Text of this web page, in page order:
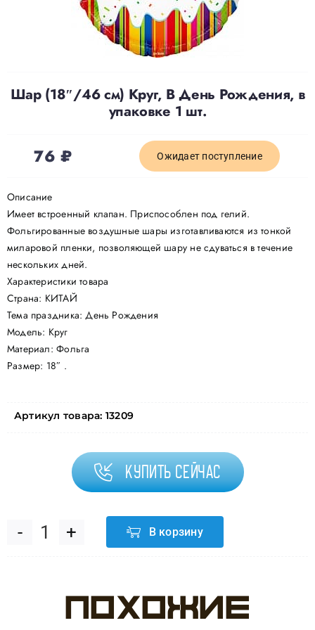
Политика конфиденциальности
Шар (18″/46 см) Круг, В День Рождения, в
упаковке 1 шт.
76₽ Ожидает поступление
Описание
Имеет встроенный клапан. Приспособлен под гелий.
Фольгированные воздушные шары изготавливаются из тонкой
миларовой пленки, позволяющей шару не сдуваться в течение
нескольких дней.
Характеристики товара
Страна: КИТАЙ
Тема праздника: День Рождения
Модель: Круг
Материал: Фольга
Размер: 18″ .
Артикул товара: 13209
Купить сейчас
Количество
Шар
В корзину
Похожие